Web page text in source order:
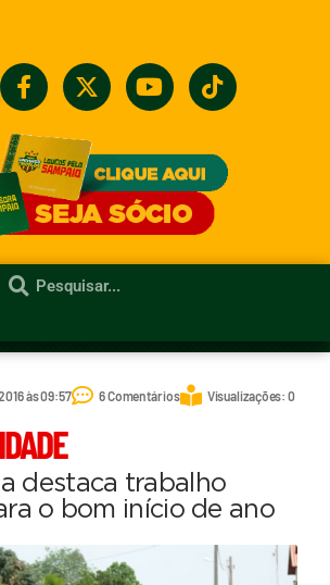
às 09:57 6 Comentários Visualizações: 0
destaca trabalho
o bom início de ano